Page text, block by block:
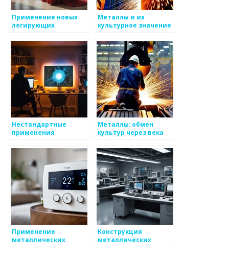
Применение новых
легирующих
Металлы и их
культурное значение
Нестандартные
применения
металлических
Металлы: обмен
культур через века
Применение
металлических
Конструкция
металлических